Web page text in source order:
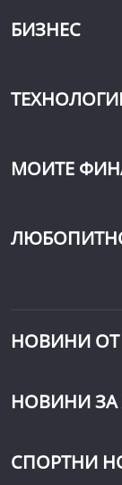
БИЗНЕС
МОИТЕ
НОВИНИ ОТ
НОВИНИ ЗА
СПОРТНИ